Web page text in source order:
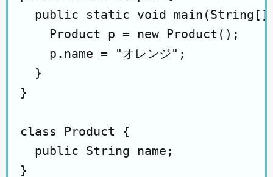
public static void main(String[]
    Product p = new Product();
    p.name = "オレンジ";
  }
}
class Product {
  public String name;